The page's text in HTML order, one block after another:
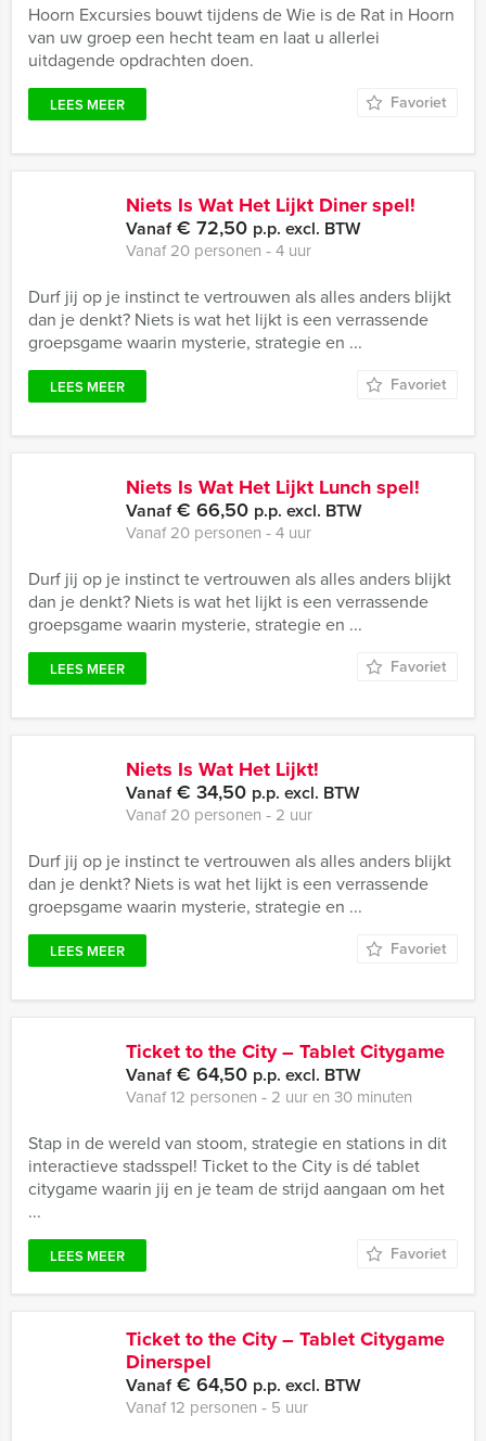
Hoorn Excursies bouwt tijdens de Wie is de Rat in Hoorn
van uw groep een hecht team en laat u allerlei
uitdagende opdrachten doen.
LEES MEER Favoriet
Niets Is Wat Het Lijkt Diner spel!
Vanaf€ 72,50 p.p. excl. BTW
Vanaf 20 personen ‐ 4 uur
Durf jij op je instinct te vertrouwen als alles anders blijkt
dan je denkt? Niets is wat het lijkt is een verrassende
groepsgame waarin mysterie, strategie en ...
LEES MEER Favoriet
Niets Is Wat Het Lijkt Lunch spel!
Vanaf€ 66,50 p.p. excl. BTW
Vanaf 20 personen ‐ 4 uur
Durf jij op je instinct te vertrouwen als alles anders blijkt
dan je denkt? Niets is wat het lijkt is een verrassende
groepsgame waarin mysterie, strategie en ...
LEES MEER Favoriet
Niets Is Wat Het Lijkt!
Vanaf€ 34,50 p.p. excl. BTW
Vanaf 20 personen ‐ 2 uur
Durf jij op je instinct te vertrouwen als alles anders blijkt
dan je denkt? Niets is wat het lijkt is een verrassende
groepsgame waarin mysterie, strategie en ...
LEES MEER Favoriet
Ticket to the City – Tablet Citygame
Vanaf€ 64,50 p.p. excl. BTW
Vanaf 12 personen ‐ 2 uur en 30 minuten
Stap in de wereld van stoom, strategie en stations in dit
interactieve stadsspel! Ticket to the City is dé tablet
citygame waarin jij en je team de strijd aangaan om het
...
LEES MEER Favoriet
Ticket to the City – Tablet Citygame
Dinerspel
Vanaf€ 64,50 p.p. excl. BTW
Vanaf 12 personen ‐ 5 uur